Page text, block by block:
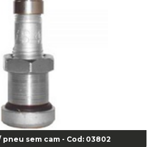
- Cod 00925
20 grs - cod 03640
- Cod 02978
Caminhão - COD. 02342
- Caminhão - Cod 01909
- Moto - cod 02973
- Passeio - Cod 00163
Vipal - Cod 02558
pneu sem cam - Cod: 03802